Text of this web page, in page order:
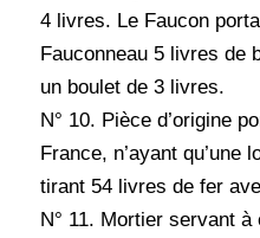
4 livres. Le Faucon
Fauconneau 5 livres de
un boulet de 3 livres.
N° 10. Pièce d’origine
France, n’ayant qu’une
tirant 54 livres de fer
N° 11. Mortier servant